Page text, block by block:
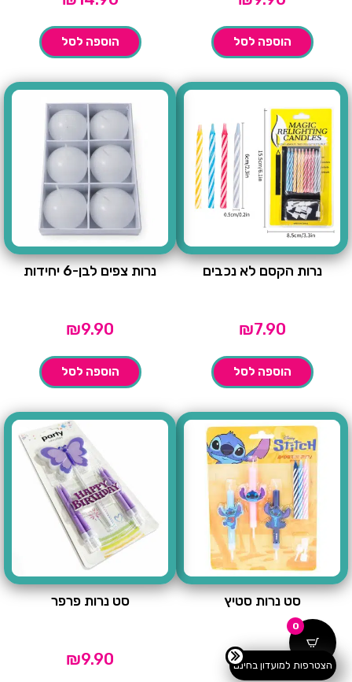
הוספה לסל הוספה לסל
נרות הקסם לא נכבים
₪7.90
הוספה לסל
נרות צפים לבן-6 יחידות
₪9.90
הוספה לסל
סט נרות סטיץ
₪9.90
סט נרות פרפר
₪9.90
0
הצטרפות למועדון בחינם